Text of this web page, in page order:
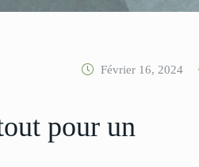
Février 16, 2024
pour un